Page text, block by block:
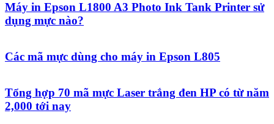
Máy in Epson L1800 A3 Photo Ink Tank Printer sử
dụng mực nào?
Các mã mực dùng cho máy in Epson L805
Tổng hợp 70 mã mực Laser trắng đen HP có từ năm
2,000 tới nay